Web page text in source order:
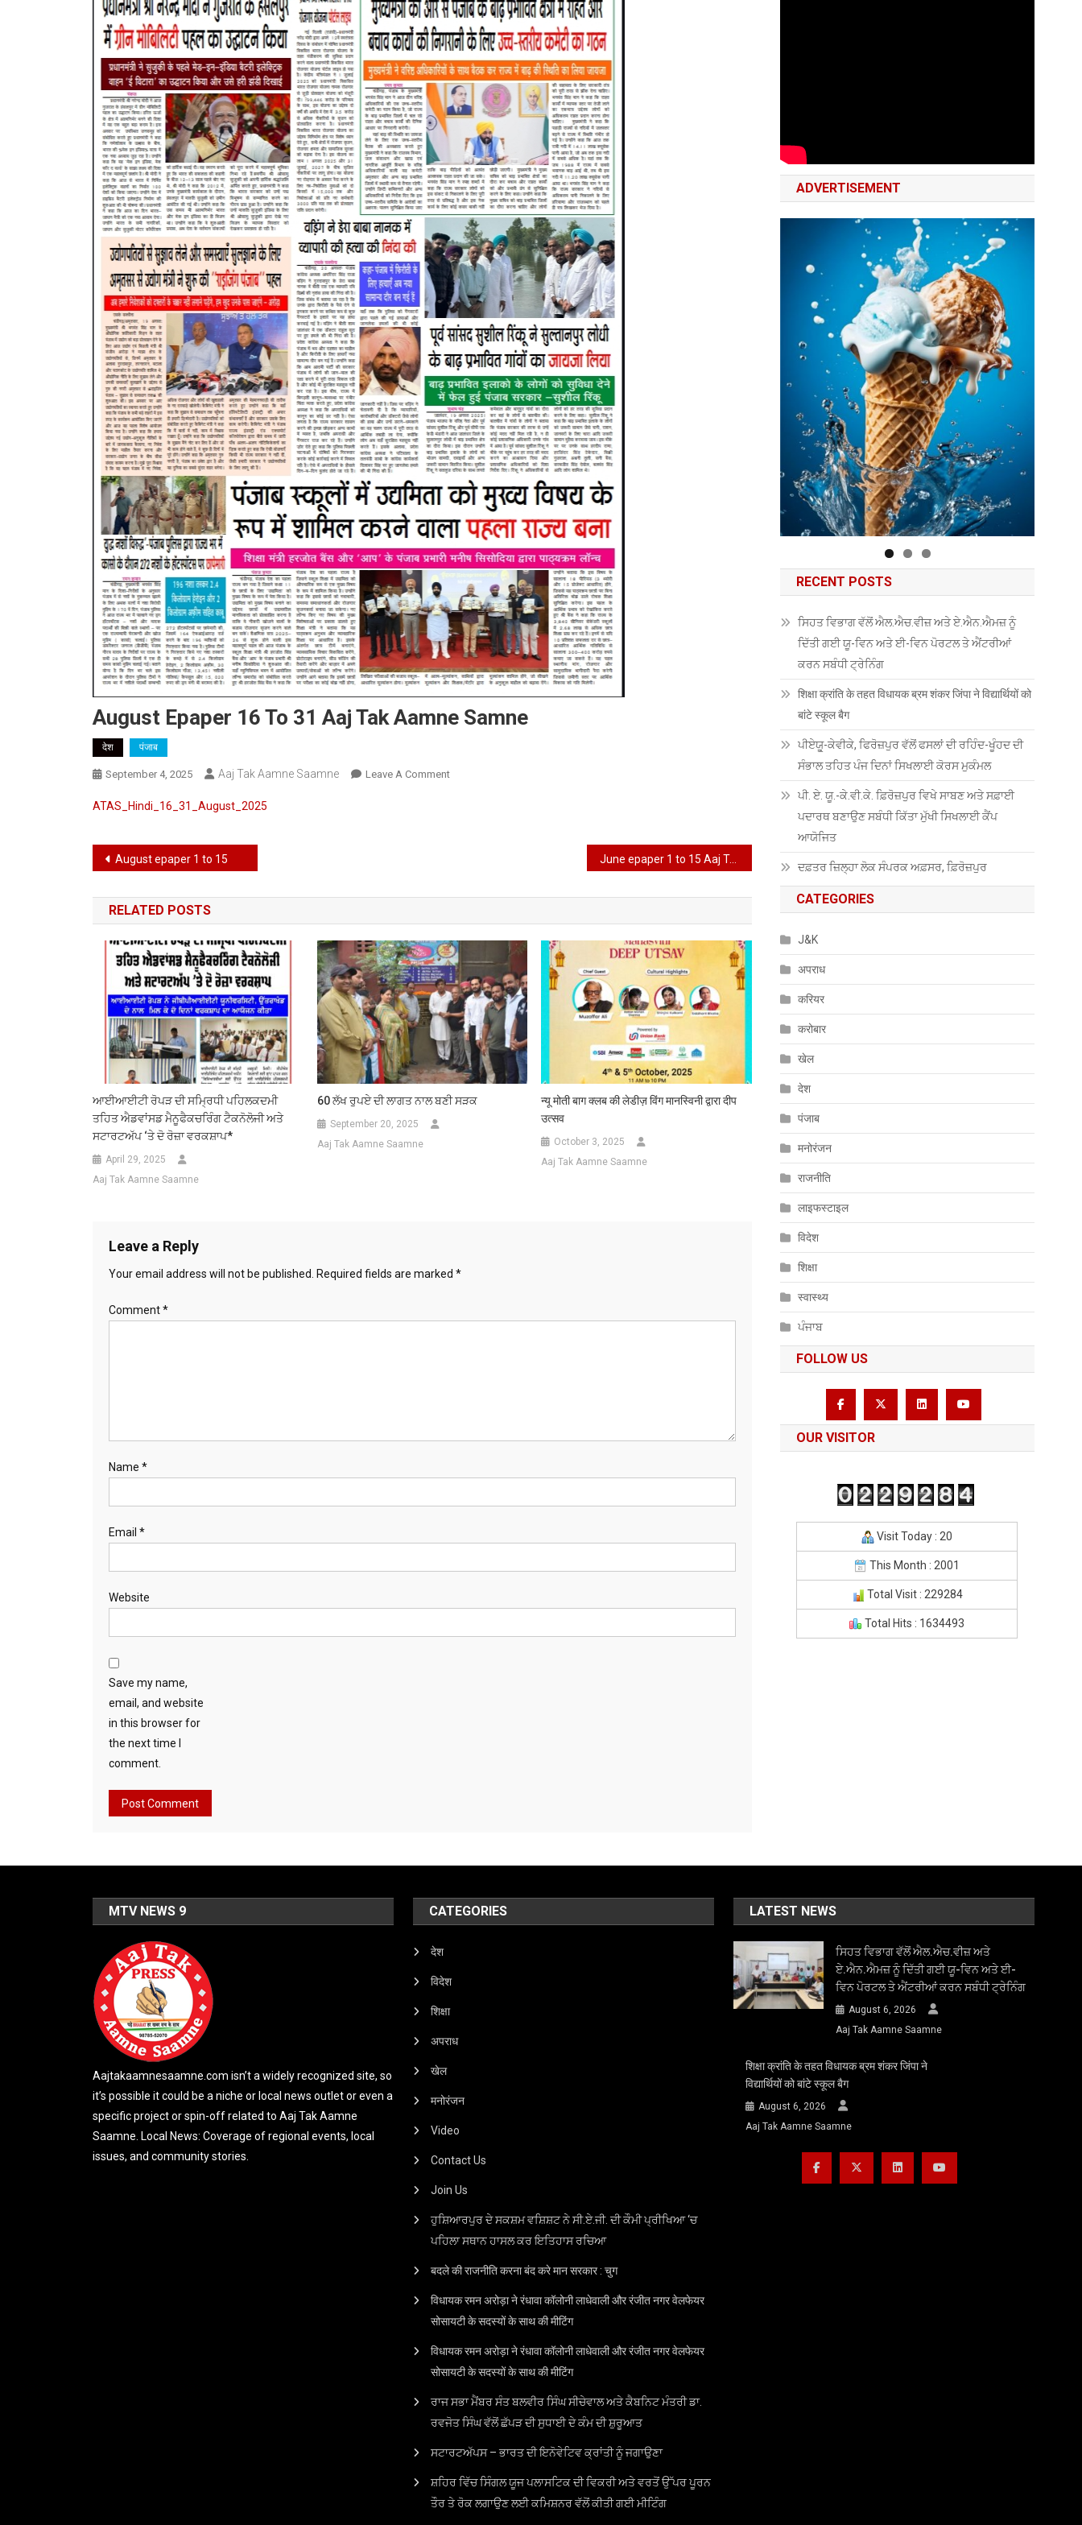
August Epaper 16 To 31 Aaj Tak Aamne Samne
देश पंजाब
September 4, 2025 Aaj Tak Aamne Saamne Leave A CommentOn
Aamne
Samne
ATAS_Hindi_16_31_August_2025
Post
navigation
August epaper 1 to 15 June epaper 1 to 15 Aaj Tak Aaamne saamne
RELATED POSTS
ਆਈਆਈਟੀ ਰੋਪੜ ਦੀ ਸਮ੍ਰਿਧੀ ਪਹਿਲਕਦਮੀ
ਤਹਿਤ ਐਡਵਾਂਸਡ ਮੈਨੂਫੈਕਚਰਿੰਗ ਟੈਕਨੋਲੋਜੀ ਅਤੇ
ਸਟਾਰਟਅੱਪ ‘ਤੇ ਦੋ ਰੋਜ਼ਾ ਵਰਕਸ਼ਾਪ*
April 29, 2025
Aaj Tak Aamne Saamne
60 ਲੱਖ ਰੁਪਏ ਦੀ ਲਾਗਤ ਨਾਲ ਬਣੀ ਸੜਕ
September 20, 2025
Aaj Tak Aamne Saamne
न्यू मोती बाग क्लब की लेडीज़ विंग मानस्विनी द्वारा दीप
उत्सव
October 3, 2025
Aaj Tak Aamne Saamne
Leave a Reply
Your email address will not be published. Required fields are marked *
Comment*
Name *
Email *
Website
Save my name,
email, and website
in this browser for
the next time I
comment.
ADVERTISEMENT
RECENT POSTS
ਸਿਹਤ ਵਿਭਾਗ ਵੱਲੋਂ ਐਲ.ਐਚ.ਵੀਜ਼ ਅਤੇ ਏ.ਐਨ.ਐਮਜ਼ ਨੂੰ
ਦਿੱਤੀ ਗਈ ਯੂ-ਵਿਨ ਅਤੇ ਈ-ਵਿਨ ਪੋਰਟਲ ਤੇ ਐਂਟਰੀਆਂ
ਕਰਨ ਸਬੰਧੀ ਟ੍ਰੇਨਿੰਗ
शिक्षा क्रांति के तहत विधायक ब्रम शंकर जिंपा ने विद्यार्थियों को
बांटे स्कूल बैग
ਪੀਏਯੂੑ-ਕੇਵੀਕੇ, ਫਿਰੋਜ਼ਪੁਰ ਵੱਲੋਂ ਫਸਲਾਂ ਦੀ ਰਹਿੰਦ-ਖੂੰਹਦ ਦੀ
ਸੰਭਾਲ ਤਹਿਤ ਪੰਜ ਦਿਨਾਂ ਸਿਖਲਾਈ ਕੋਰਸ ਮੁਕੰਮਲ
ਪੀ. ਏ. ਯੂ.-ਕੇ.ਵੀ.ਕੇ. ਫ਼ਿਰੋਜ਼ਪੁਰ ਵਿਖੇ ਸਾਬਣ ਅਤੇ ਸਫ਼ਾਈ
ਪਦਾਰਥ ਬਣਾਉਣ ਸਬੰਧੀ ਕਿੱਤਾ ਮੁੱਖੀ ਸਿਖਲਾਈ ਕੈਂਪ
ਆਯੋਜਿਤ
ਦਫ਼ਤਰ ਜ਼ਿਲ੍ਹਾ ਲੋਕ ਸੰਪਰਕ ਅਫ਼ਸਰ, ਫ਼ਿਰੋਜ਼ਪੁਰ
CATEGORIES
J&K
अपराध
करियर
करोबार
खेल
देश
पंजाब
मनोरंजन
राजनीति
लाइफस्टाइल
विदेश
शिक्षा
स्वास्थ्य
ਪੰਜਾਬ
FOLLOW US
OUR VISITOR
Visit Today : 20
This Month : 2001
Total Visit : 229284
Total Hits : 1634493
MTV NEWS 9
Aajtakaamnesaamne.com isn’t a widely recognized site, so
it’s possible it could be a niche or local news outlet or even a
specific project or spin-off related to Aaj Tak Aamne
Saamne. Local News: Coverage of regional events, local
issues, and community stories.
CATEGORIES
देश
विदेश
शिक्षा
अपराध
खेल
मनोरंजन
Video
Contact Us
Join Us
ਹੁਸ਼ਿਆਰਪੁਰ ਦੇ ਸਕਸ਼ਮ ਵਸ਼ਿਸ਼ਟ ਨੇ ਸੀ.ਏ.ਜੀ. ਦੀ ਕੌਮੀ ਪ੍ਰੀਖਿਆ ‘ਚ
ਪਹਿਲਾ ਸਥਾਨ ਹਾਸਲ ਕਰ ਇਤਿਹਾਸ ਰਚਿਆ
बदले की राजनीति करना बंद करे मान सरकार : चुग
विधायक रमन अरोड़ा ने रंधावा कॉलोनी लाधेवाली और रंजीत नगर वेलफेयर
सोसायटी के सदस्यों के साथ की मीटिंग
विधायक रमन अरोड़ा ने रंधावा कॉलोनी लाधेवाली और रंजीत नगर वेलफेयर
सोसायटी के सदस्यों के साथ की मीटिंग
ਰਾਜ ਸਭਾ ਮੈਂਬਰ ਸੰਤ ਬਲਵੀਰ ਸਿੰਘ ਸੀਚੇਵਾਲ ਅਤੇ ਕੈਬਨਿਟ ਮੰਤਰੀ ਡਾ.
ਰਵਜੋਤ ਸਿੰਘ ਵੱਲੋਂ ਛੱਪੜ ਦੀ ਸੁਧਾਈ ਦੇ ਕੰਮ ਦੀ ਸ਼ੁਰੂਆਤ
ਸਟਾਰਟਅੱਪਸ – ਭਾਰਤ ਦੀ ਇਨੋਵੇਟਿਵ ਕ੍ਰਾਂਤੀ ਨੂੰ ਜਗਾਉਣਾ
ਸ਼ਹਿਰ ਵਿੱਚ ਸਿੰਗਲ ਯੂਜ ਪਲਾਸਟਿਕ ਦੀ ਵਿਕਰੀ ਅਤੇ ਵਰਤੋਂ ਉੱਪਰ ਪੂਰਨ
ਤੌਰ ਤੇ ਰੋਕ ਲਗਾਉਣ ਲਈ ਕਮਿਸ਼ਨਰ ਵੱਲੋਂ ਕੀਤੀ ਗਈ ਮੀਟਿੰਗ
LATEST NEWS
ਸਿਹਤ ਵਿਭਾਗ ਵੱਲੋਂ ਐਲ.ਐਚ.ਵੀਜ਼ ਅਤੇ
ਏ.ਐਨ.ਐਮਜ਼ ਨੂੰ ਦਿੱਤੀ ਗਈ ਯੂ-ਵਿਨ ਅਤੇ ਈ-
ਵਿਨ ਪੋਰਟਲ ਤੇ ਐਂਟਰੀਆਂ ਕਰਨ ਸਬੰਧੀ ਟ੍ਰੇਨਿੰਗ
August 6, 2026
Aaj Tak Aamne Saamne
शिक्षा क्रांति के तहत विधायक ब्रम शंकर जिंपा ने
विद्यार्थियों को बांटे स्कूल बैग
August 6, 2026
Aaj Tak Aamne Saamne